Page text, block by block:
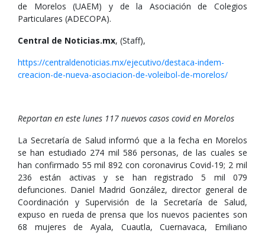
de Morelos (UAEM) y de la Asociación de Colegios
Particulares (ADECOPA).
Central de Noticias.mx, (Staff),
https://centraldenoticias.mx/ejecutivo/destaca-indem-
creacion-de-nueva-asociacion-de-voleibol-de-morelos/
Reportan en este lunes 117 nuevos casos covid en Morelos
La Secretaría de Salud informó que a la fecha en Morelos
se han estudiado 274 mil 586 personas, de las cuales se
han confirmado 55 mil 892 con coronavirus Covid-19; 2 mil
236 están activas y se han registrado 5 mil 079
defunciones. Daniel Madrid González, director general de
Coordinación y Supervisión de la Secretaría de Salud,
expuso en rueda de prensa que los nuevos pacientes son
68 mujeres de Ayala, Cuautla, Cuernavaca, Emiliano